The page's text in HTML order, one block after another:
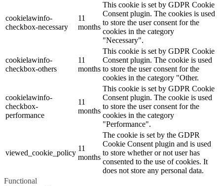
cookielawinfo-
checkbox-necessary
11
months
This cookie is set by GDPR Cookie
Consent plugin. The cookies is used
to store the user consent for the
cookies in the category
"Necessary".
cookielawinfo-
checkbox-others
11
months
This cookie is set by GDPR Cookie
Consent plugin. The cookie is used
to store the user consent for the
cookies in the category "Other.
cookielawinfo-
checkbox-
performance
11
months
This cookie is set by GDPR Cookie
Consent plugin. The cookie is used
to store the user consent for the
cookies in the category
"Performance".
viewed_cookie_policy
11
months
The cookie is set by the GDPR
Cookie Consent plugin and is used
to store whether or not user has
consented to the use of cookies. It
does not store any personal data.
Functional